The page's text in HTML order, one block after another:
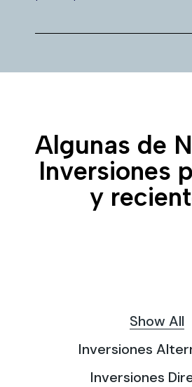
Algunas de
Inversiones
y
Show All
Inversiones
Inversiones